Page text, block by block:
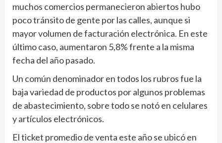
muchos comercios permanecieron abiertos hubo
poco tránsito de gente por las calles, aunque si
mayor volumen de facturación electrónica. En este
último caso, aumentaron 5,8% frente a la misma
fecha del año pasado.
Un común denominador en todos los rubros fue la
baja variedad de productos por algunos problemas
de abastecimiento, sobre todo se notó en celulares
y artículos electrónicos.
El ticket promedio de venta este año se ubicó en